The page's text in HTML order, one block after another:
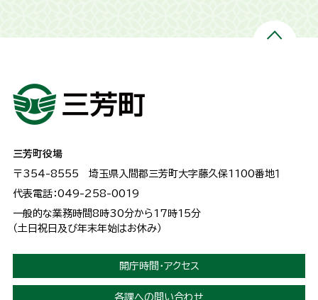
三芳町役場
〒354-8555 埼玉県入間郡三芳町大字藤久保1100番地１
代表電話：049-258-0019
一般的な業務時間8時30分から17時15分
（土日祝日及び年末年始はお休み）
開庁時間・アクセス
各課への問い合わせ